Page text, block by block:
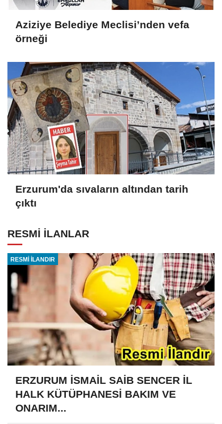
Aziziye Belediye Meclisi’nden vefa
örneği
Erzurum'da sıvaların altından tarih
çıktı
RESMİ İLANLAR
RESMİ İLANDIR
ERZURUM İSMAİL SAİB SENCER İL
HALK KÜTÜPHANESİ BAKIM VE
ONARIM...